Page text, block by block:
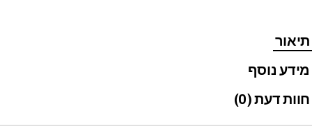
תיאור
מידע נוסף
חוות דעת (0)